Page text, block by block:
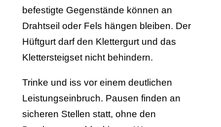
befestigte Gegenstände können an
Drahtseil oder Fels hängen bleiben. Der
Hüftgurt darf den Klettergurt und das
Klettersteigset nicht behindern.
Trinke und iss vor einem deutlichen
Leistungseinbruch. Pausen finden an
sicheren Stellen statt, ohne den